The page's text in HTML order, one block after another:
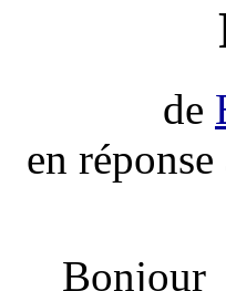
de
en réponse
Bonjour